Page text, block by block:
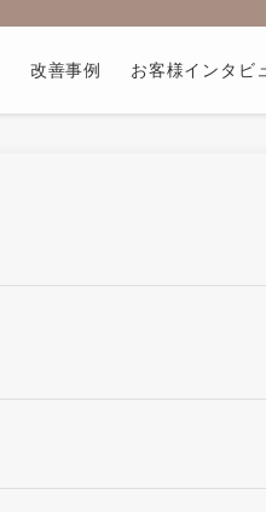
改善事例 お客様インタビ